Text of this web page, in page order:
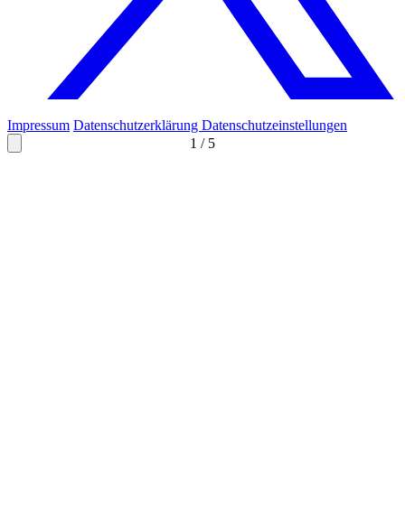
1 / 5
Impressum Datenschutzerklärung Datenschutzeinstellungen